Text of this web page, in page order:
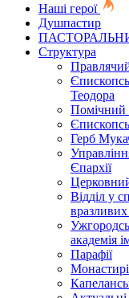
Наші герої
Душпастир
Структура
Теодора
Помічний
Герб
Єпархії
Відділ у
вразливих
академія
Парафії
Монастирі